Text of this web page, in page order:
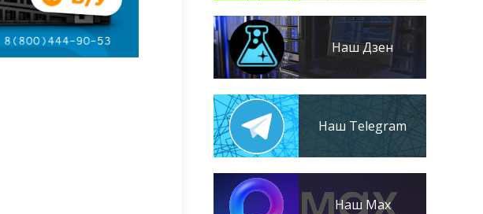
Наш Дзен
Наш Telegram
Наш Max